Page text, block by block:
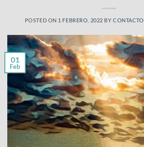
POSTED ON 1 FEBRERO, 2022 BY
01
Feb